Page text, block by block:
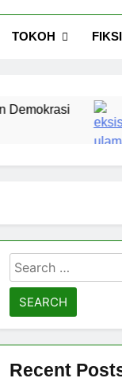
TOKOH FIKSI
Search
for:
Recent